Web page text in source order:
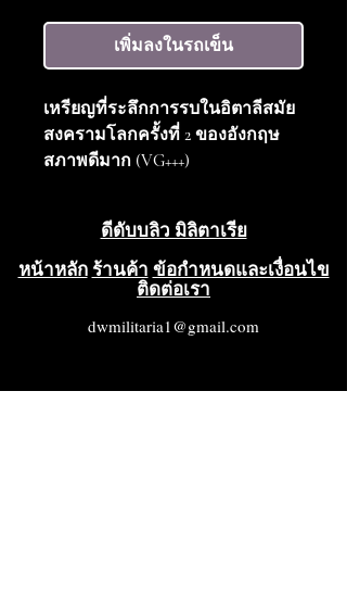
เพิ่มลงในรถเข็น
เหรียญที่ระลึกการรบในอิตาลีสมัย
สงครามโลกครั้งที่ 2 ของอังกฤษ
สภาพดีมาก (VG+++)
ดีดับบลิว มิลิตาเรีย
หน้าหลัก ร้านค้า ข้อกำหนดและเงื่อนไข
ติดต่อเรา
dwmilitaria1@gmail.com